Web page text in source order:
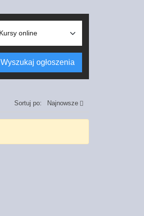
Wyszukaj ogłoszenia
Sortuj po: Najnowsze